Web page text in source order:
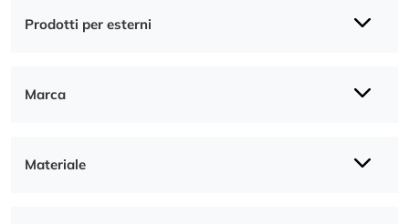
Prodotti per esterni
Marca
Materiale